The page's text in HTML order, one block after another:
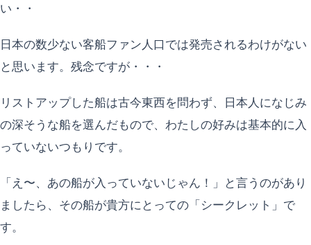
い・・
日本の数少ない客船ファン人口では発売されるわけがない
と思います。残念ですが・・・
リストアップした船は古今東西を問わず、日本人になじみ
の深そうな船を選んだもので、わたしの好みは基本的に入
っていないつもりです。
「え〜、あの船が入っていないじゃん！」と言うのがあり
ましたら、その船が貴方にとっての「シークレット」で
す。